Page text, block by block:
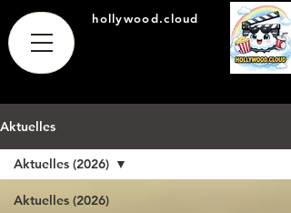
hollywood.cloud
Aktuelles
Aktuelles (2026)
Aktuelles (2026)